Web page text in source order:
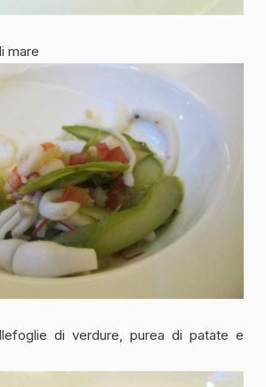
mare
di verdure, purea di patate e